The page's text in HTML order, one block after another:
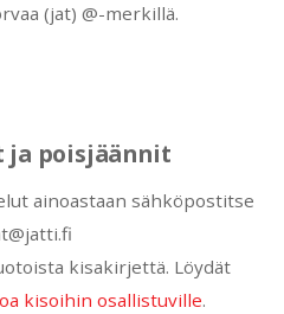
(jat) @-merkillä.
ja poisjäännit
ainoastaan sähköpostitse
kisakirjettä. Löydät
kisoihin osallistuville.